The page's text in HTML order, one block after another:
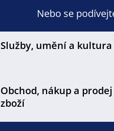
Nebo se
Služby, umění a kultura
Obchod, nákup a prodej
zboží